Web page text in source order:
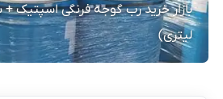
لیتری)